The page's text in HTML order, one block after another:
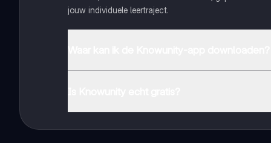
jouw individuele leertraject.
handbereik!